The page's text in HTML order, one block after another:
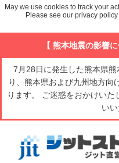
【 熊本地震の影響
7月28日に発生した熊本県
り、熊本県および九州地方向
ります。 ご迷惑をおかけい
いい
May we use cookies to track your
Please see our privacy